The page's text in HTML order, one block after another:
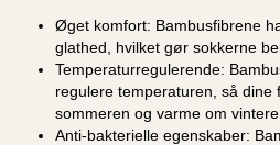
Øget komfort: Bambusfibrene
glathed, hvilket gør sokkerne
Temperaturregulerende:
regulere temperaturen, så dine
sommeren og varme om
Anti-bakterielle egenskaber: